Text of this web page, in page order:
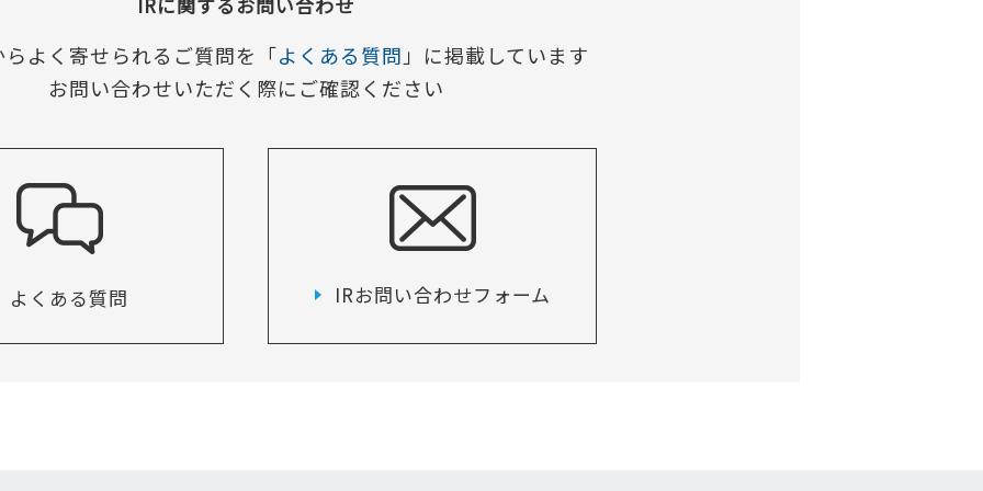
よく寄せられるご質問を「よくある質問 」に掲載しています
お問い合わせいただく際にご確認ください
よくある質問 IRお問い合わせフォーム